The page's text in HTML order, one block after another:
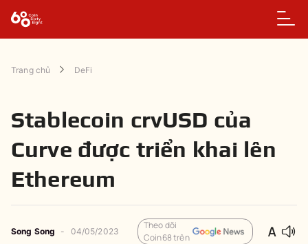
Trang chủ DeFi
Stablecoin crvUSD của
Curve được triển khai lên
Ethereum
Song Song - 04/05/2023
Theo dõi
Coin68 trên